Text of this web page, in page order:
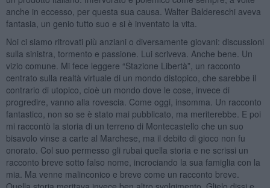
anche in eccesso, per questa sua causa. Walter Baldereschi aveva
fantasia, un genio tutto suo e si è inventato la vita.
Noi ci siamo ritrovati più anziani o diversamente giovani: discussioni
sulla sinistra, tormento e passione. Lui scriveva. Anche bene. Un
vizio comune. Mi fece leggere “Stazione Libertà”, un racconto
centrato sulla realtà virtuale di un mondo distopico, che sarebbe il
contrario di utopico, cioè un mondo dove le cose, invece di
progredire, vanno alla rovescia. Come oggi, insomma. Un racconto
fantastico, non so se è stato mai pubblicato, ma meriterebbe. E poi
mi raccontò la storia di un terreno di Montecastello che un suo
bisavolo vinse a carte al Marchese, ma il debito di gioco non fu
onorato. Col suo permesso gli rubai quella storia e ne scrissi un
racconto breve sotto falso nome, incrociando la sua famiglia con la
mia. Ma venne malinconico e breve come un racconto breve.